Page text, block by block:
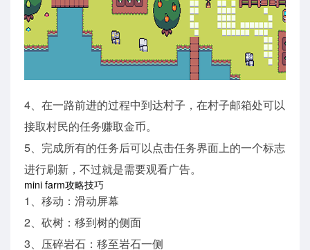
4、在一路前进的过程中到达村子，在村子邮箱处可以
接取村民的任务赚取金币。
5、完成所有的任务后可以点击任务界面上的一个标志
进行刷新，不过就是需要观看广告。
mini farm攻略技巧
1、移动：滑动屏幕
2、砍树：移到树的侧面
3、压碎岩石：移至岩石一侧